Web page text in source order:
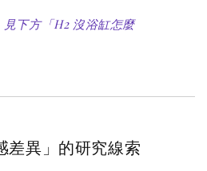
見下方「H2 沒浴缸怎麼
差異」的研究線索